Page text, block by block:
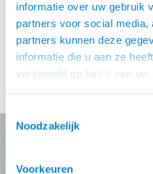
informatie over uw gebruik
partners voor social
partners kunnen deze
informatie die u aan ze
verzameld op basis van
Toestemmingsselectie
Noodzakelijk
Voorkeuren
Zie jij ook door de bitten
vandaag de dag zoveel
serieus afvragen:
ik in mijn leven les van heb